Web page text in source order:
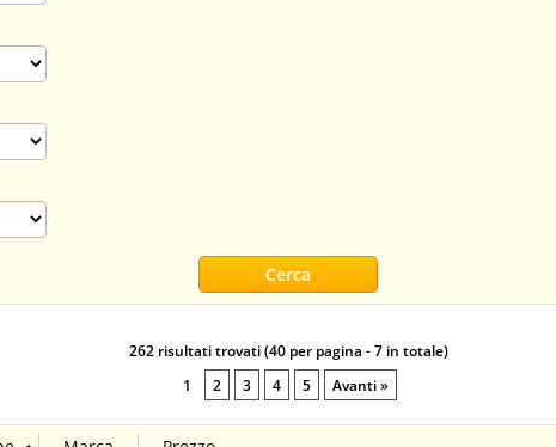
262 risultati trovati (40 per pagina - 7 in totale)
1
2 3 4 5 Avanti »